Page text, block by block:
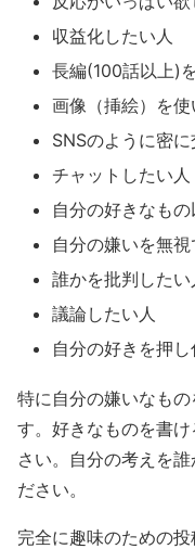
収益化したい人
長編(100話以上)
画像（挿絵）を使
SNSのように密に
チャットしたい人
自分の好きなも
自分の嫌いを無視
誰かを批判したい
議論したい人
自分の好きを押し
特に自分の嫌いなも
す。好きなものを書
さい。自分の考えを
ださい。
完全に趣味のための